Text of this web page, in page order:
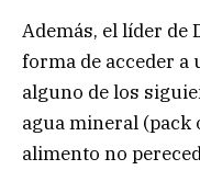
Además, el líder de
forma de acceder a
alguno de los
agua mineral (pack
alimento no